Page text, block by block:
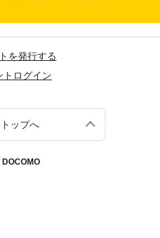
を発行する
トログイン
ップへ